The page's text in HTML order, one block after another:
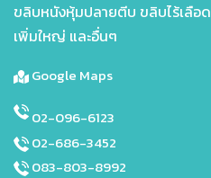
ขลิบหนังหุ้มปลายตีบ ขลิบไร้เลือด
เพิ่มใหญ่ และอื่นๆ
Google Maps
02-096-6123
02-686-3452
083-803-8992